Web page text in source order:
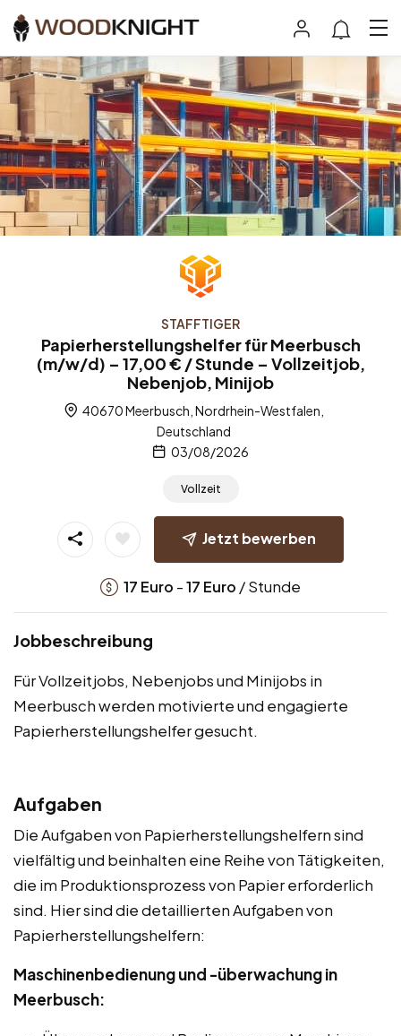
STAFFTIGER
Papierherstellungshelfer für Meerbusch
(m/w/d) – 17,00 € / Stunde – Vollzeitjob,
Nebenjob, Minijob
40670 Meerbusch, Nordrhein-Westfalen,
Deutschland
03/08/2026
Vollzeit
Jetzt bewerben
17 Euro -17 Euro / Stunde
Jobbeschreibung
Für Vollzeitjobs, Nebenjobs und Minijobs in
Meerbusch werden motivierte und engagierte
Papierherstellungshelfer gesucht.
Aufgaben
Die Aufgaben von Papierherstellungshelfern sind
vielfältig und beinhalten eine Reihe von Tätigkeiten,
die im Produktionsprozess von Papier erforderlich
sind. Hier sind die detaillierten Aufgaben von
Papierherstellungshelfern:
Maschinenbedienung und -überwachung in
Meerbusch: